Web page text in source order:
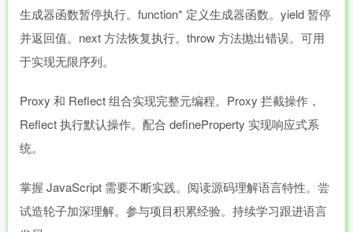
生成器函数暂停执行。function* 定义生成器函数。yield 暂停
并返回值。next 方法恢复执行。throw 方法抛出错误。可用
于实现无限序列。
Proxy 和 Reflect 组合实现完整元编程。Proxy 拦截操作，
Reflect 执行默认操作。配合 defineProperty 实现响应式系
统。
掌握 JavaScript 需要不断实践。阅读源码理解语言特性。尝
试造轮子加深理解。参与项目积累经验。持续学习跟进语言